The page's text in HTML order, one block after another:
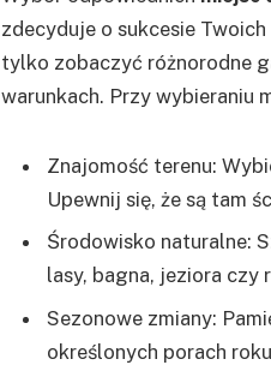
zdecyduje o sukcesie
tylko zobaczyć różnorodne
warunkach. Przy wybieraniu
Znajomość terenu:
Upewnij się, że są tam
Środowisko naturalne:
lasy, bagna, jeziora czy
Sezonowe zmiany:
określonych porach